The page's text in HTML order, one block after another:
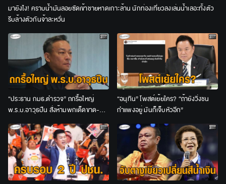
มายังไง! คราบน้ำมันลอยซัดเข้าชายหาดเกาะล้าน นักท่องเที่ยวลงเล่นน้ำเลอะทั้งตัว
รีบล้างตัวกันจ้าละหวั่น
“ประธาน กมธ.ตำรวจ” ถกรื้อใหญ่
พ.ร.บ.อาวุธปืน สั่งห้ามพกเด็ดขาด-
เจ้าของปืนต้องร่วมรับโทษด้วย
“อนุทิน” โพสต์เย้ยใคร? “ถ้ายังวิ่งชน
กำแพงอยู่ มันก็เจ็บหัวอีก”